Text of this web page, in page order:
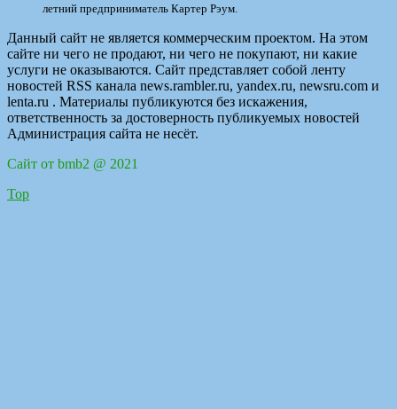
летний предприниматель Картер Рэум.
Данный сайт не является коммерческим проектом. На этом
сайте ни чего не продают, ни чего не покупают, ни какие
услуги не оказываются. Сайт представляет собой ленту
новостей RSS канала news.rambler.ru, yandex.ru, newsru.com и
lenta.ru . Материалы публикуются без искажения,
ответственность за достоверность публикуемых новостей
Администрация сайта не несёт.
Сайт от bmb2 @ 2021
Top